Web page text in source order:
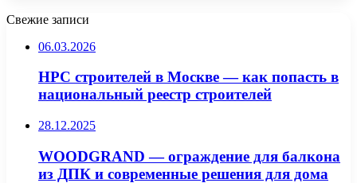
Свежие записи
06.03.2026
НРС строителей в Москве — как попасть в
национальный реестр строителей
28.12.2025
WOODGRAND — ограждение для балкона
из ДПК и современные решения для дома